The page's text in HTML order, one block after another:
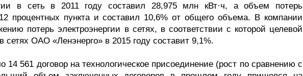
в сеть в 2011 году составил 28,975 млн кВт·ч, а объем потерь
процентных пункта и составил 10,6% от общего объема. В компании
потерь электроэнергии в сетях, в соответствии с которой целевой
сетях ОАО «Ленэнерго» в 2015 году составит 9,1%.
14 561 договор на технологическое присоединение (рост по сравнению с